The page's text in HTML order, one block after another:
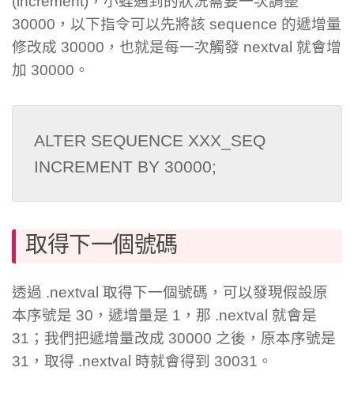
30000，以下指令可以先將該 sequence 的遞增量
修改成 30000，也就是每一次觸發 nextval 就會增
加 30000。
ALTER SEQUENCE XXX_SEQ
INCREMENT BY 30000;
取得下一個號碼
透過 .nextval 取得下一個號碼，可以發現假設原
本序號是 30，遞增量是 1，那 .nextval 就會是
31；我們把遞增量改成 30000 之後，原本序號是
31，取得 .nextval 時就會得到 30031。